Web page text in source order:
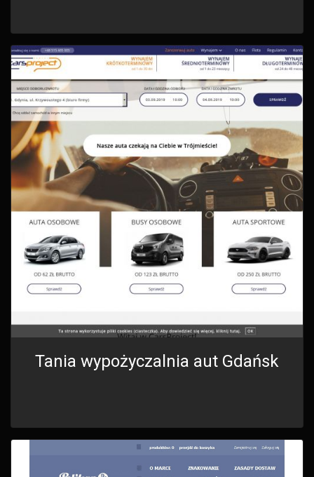
Tania wypożyczalnia aut Gdańsk